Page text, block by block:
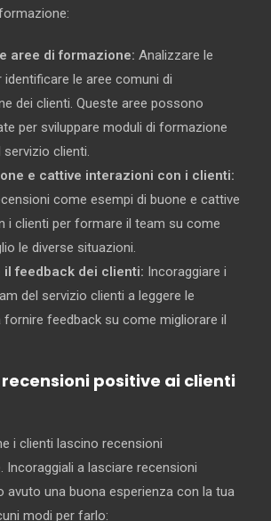
aree di formazione: Analizzare le
identificare le aree comuni di
dei clienti. Queste aree possono
per sviluppare moduli di formazione
servizio clienti.
e cattive interazioni con i clienti:
come esempi di buone e cattive
i clienti per formare il team su come
le diverse situazioni.
il feedback dei clienti: Incoraggiare i
del servizio clienti a leggere le
fornire feedback su come migliorare il
recensioni positive ai clienti
i clienti lascino recensioni
Incoraggiali a lasciare recensioni
avuto una buona esperienza con la tua
modi per farlo: